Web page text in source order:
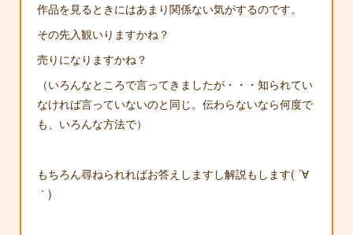
作品を見るときにはあまり関係ない気がするのです。
その先入観いりますかね？
売りになりますかね？
（いろんなところで言ってきましたが・・・知られてい
なければ言っていないのと同じ。伝わらないなら何度で
も、いろんな方法で）
もちろん尋ねられればお答えしますし解説もします( ´∀
｀)